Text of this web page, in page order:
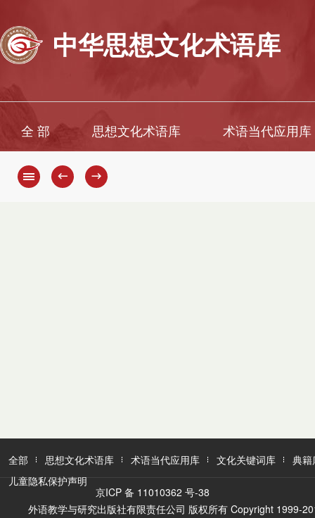
中华思想文化术语库
全 部 思想文化术语库 术语当代应用库
← →
全部 思想文化术语库 术语当代应用库 文化关键词库
典籍
儿童隐私保护声明
京ICP 备 11010362 号-38
外语教学与研究出版社有限责任公司 版权所有 Copyright 1999-